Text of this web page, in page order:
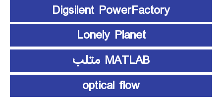
Digsilent PowerFactory
Lonely Planet
MATLAB متلب
optical flow